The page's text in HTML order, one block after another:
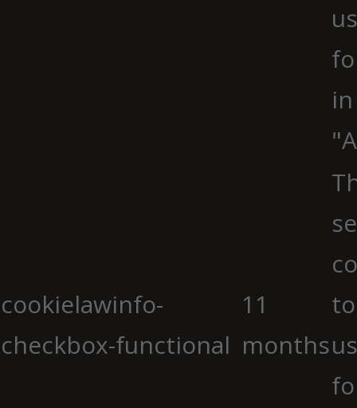
cookielawinfo-
checkbox-functional
11
months